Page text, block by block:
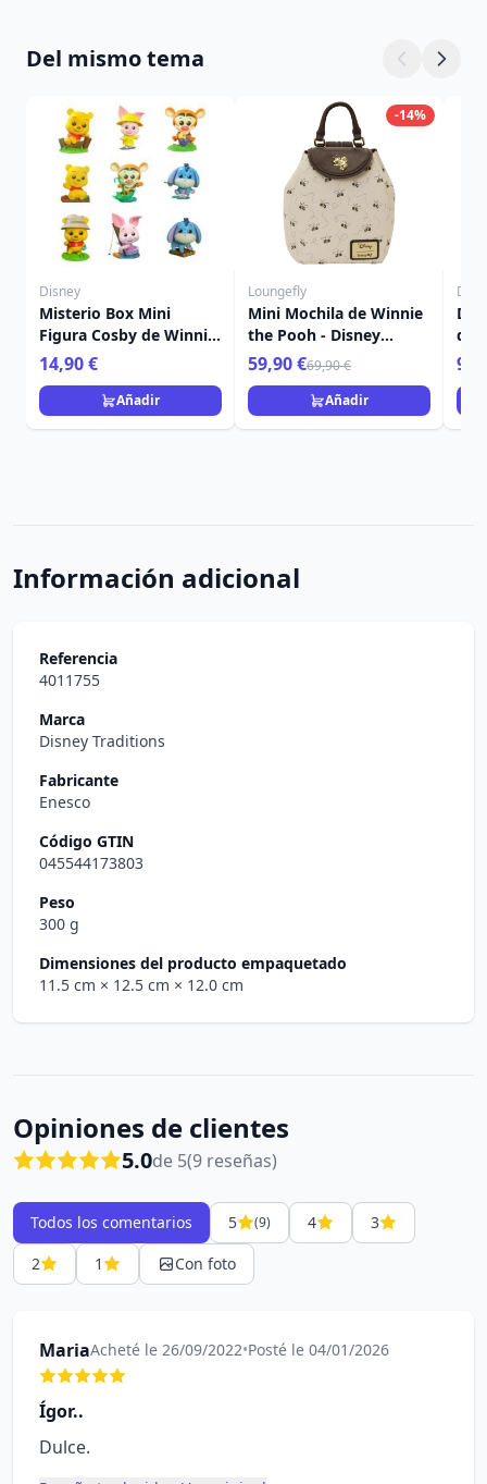
Del mismo tema
Disney
Misterio Box Mini
Figura Cosby de Winnie
the Pooh 8 cm - Disney
14,90 €
Añadir
-14%
Loungefly
Mini Mochila de Winnie
the Pooh - Disney
Loungefly
59,90 €69,90 €
Añadir
de
Información adicional
Referencia
4011755
Marca
Disney Traditions
Fabricante
Enesco
Código GTIN
045544173803
Peso
300 g
Dimensiones del producto empaquetado
11.5 cm × 12.5 cm × 12.0 cm
Opiniones de clientes
5.0de 5(9 reseñas)
Todos los comentarios 5 (9) 4
3
2
1 Con foto
MariaAcheté le 26/09/2022•Posté le 04/01/2026
Ígor..
Dulce.